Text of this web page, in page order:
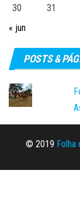
30
31
« jun
POSTS &
© 2019 Folha